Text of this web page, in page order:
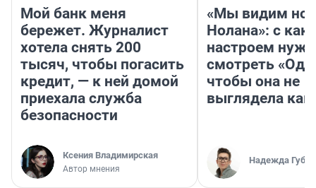
Мой банк меня
бережет. Журналист
хотела снять 200
тысяч, чтобы погасить
кредит, — к ней домой
приехала служба
безопасности
Ксения Владимирская
Автор мнения
«Мы видим
Нолана»: с
настроем
смотреть
чтобы она не
выглядела как
Надежда